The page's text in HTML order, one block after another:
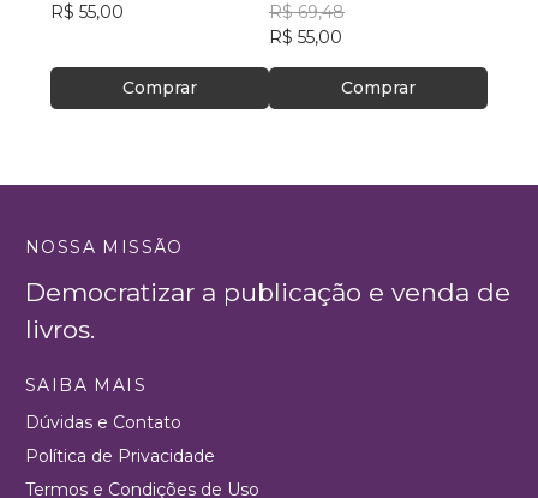
R$ 55,00
Comprar
R$ 69,48
R$ 55,00
Comprar
NOSSA MISSÃO
Democratizar a publicação e venda de
livros.
SAIBA MAIS
Dúvidas e Contato
Política de Privacidade
Termos e Condições de Uso